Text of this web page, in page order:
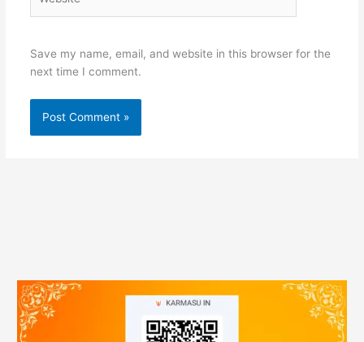
Save my name, email, and website in this browser for the
next time I comment.